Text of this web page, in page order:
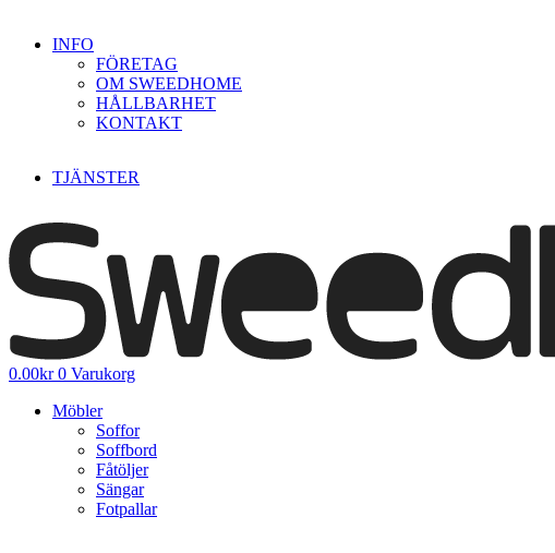
INFO
FÖRETAG
OM SWEEDHOME
HÅLLBARHET
KONTAKT
TJÄNSTER
0.00kr 0 Varukorg
Möbler
Soffor
Soffbord
Fåtöljer
Sängar
Fotpallar